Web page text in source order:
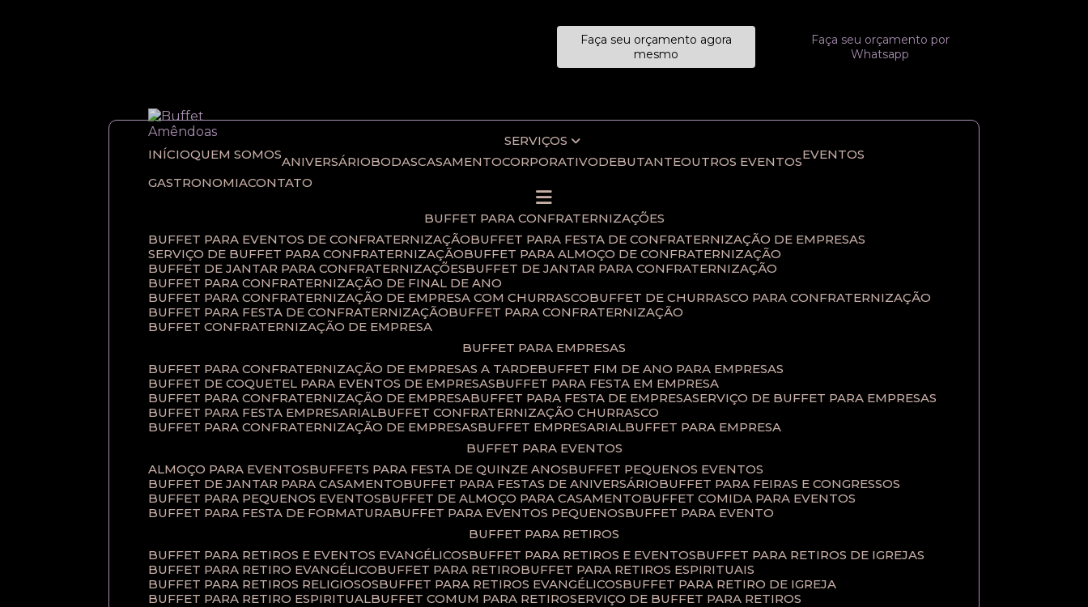
Faça seu orçamento agora
mesmo
Faça seu orçamento por
Whatsapp
INÍCIO QUEM SOMOS
SERVIÇOS
ANIVERSÁRIO
BODAS CASAMENTO CORPORATIVO DEBUTANTE OUTROS EVENTOS
EVENTOS
GASTRONOMIA CONTATO
BUFFET PARA CONFRATERNIZAÇÕES
BUFFET PARA EVENTOS DE CONFRATERNIZAÇÃO
BUFFET PARA FESTA DE CONFRATERNIZAÇÃO DE EMPRESAS
SERVIÇO DE BUFFET PARA CONFRATERNIZAÇÃO
BUFFET PARA ALMOÇO DE CONFRATERNIZAÇÃO​
BUFFET DE JANTAR PARA CONFRATERNIZAÇÕES​
BUFFET DE JANTAR PARA CONFRATERNIZAÇÃO​
BUFFET PARA CONFRATERNIZAÇÃO DE FINAL DE ANO​
BUFFET PARA CONFRATERNIZAÇÃO DE EMPRESA COM CHURRASCO
BUFFET DE CHURRASCO PARA CONFRATERNIZAÇÃO
BUFFET PARA FESTA DE CONFRATERNIZAÇÃO
BUFFET PARA CONFRATERNIZAÇÃO
BUFFET CONFRATERNIZAÇÃO DE EMPRESA
BUFFET PARA EMPRESAS
BUFFET PARA CONFRATERNIZAÇÃO DE EMPRESAS A TARDE
BUFFET FIM DE ANO PARA EMPRESAS
BUFFET DE COQUETEL PARA EVENTOS DE EMPRESAS
BUFFET PARA FESTA EM EMPRESA
BUFFET PARA CONFRATERNIZAÇÃO DE EMPRESA
BUFFET PARA FESTA DE EMPRESA SERVIÇO DE BUFFET PARA EMPRESAS
BUFFET PARA FESTA EMPRESARIAL
BUFFET CONFRATERNIZAÇÃO CHURRASCO
BUFFET PARA CONFRATERNIZAÇÃO DE EMPRESAS
BUFFET EMPRESARIAL
BUFFET PARA EMPRESA
BUFFET PARA EVENTOS
ALMOÇO PARA EVENTOS
BUFFETS PARA FESTA DE QUINZE ANOS
BUFFET PEQUENOS EVENTOS
BUFFET DE JANTAR PARA CASAMENTO
BUFFET PARA FESTAS DE ANIVERSÁRIO
BUFFET PARA FEIRAS E CONGRESSOS
BUFFET PARA PEQUENOS EVENTOS
BUFFET DE ALMOÇO PARA CASAMENTO
BUFFET COMIDA PARA EVENTOS
BUFFET PARA FESTA DE FORMATURA
BUFFET PARA EVENTOS PEQUENOS
BUFFET PARA EVENTO
BUFFET PARA RETIROS
BUFFET PARA RETIROS E EVENTOS EVANGÉLICOS
BUFFET PARA RETIROS E EVENTOS
BUFFET PARA RETIROS DE IGREJAS
BUFFET PARA RETIRO EVANGÉLICO
BUFFET PARA RETIRO
BUFFET PARA RETIROS ESPIRITUAIS
BUFFET PARA RETIROS RELIGIOSOS
BUFFET PARA RETIROS EVANGÉLICOS
BUFFET PARA RETIRO DE IGREJA
BUFFET PARA RETIRO ESPIRITUAL
BUFFET COMUM PARA RETIRO​ SERVIÇO DE BUFFET PARA RETIROS